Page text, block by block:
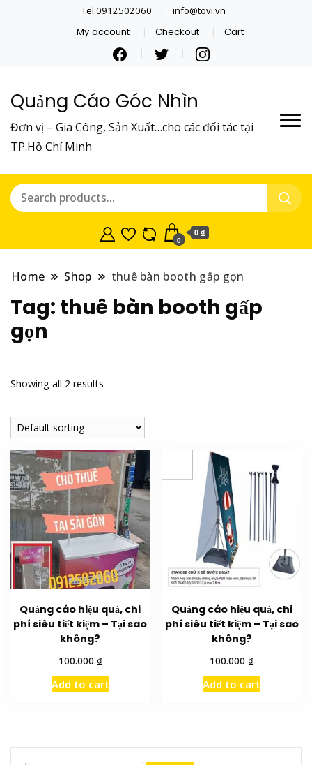
Tel:0912502060 info@tovi.vn
My account Checkout Cart
Quảng Cáo Góc Nhìn
Đơn vị – Gia Công, Sản Xuất…cho các đối tác tại
TP.Hồ Chí Minh
0
0 ₫
Home Shop thuê bàn booth gấp gọn
Tag: thuê bàn booth gấp
gọn
Showing all 2 results
Quảng cáo hiệu quả, chi
phí siêu tiết kiệm – Tại sao
không?
100.000 ₫
Add to cart
Quảng cáo hiệu quả, chi
phí siêu tiết kiệm – Tại sao
không?
100.000 ₫
Add to cart